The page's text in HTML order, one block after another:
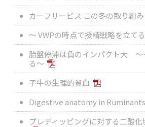
カーフサービス この冬の取り組み
～ VWPの時点で授精戦略を立て
胎盤停滞は負のインパクト大 ～
る～
子牛の生理的貧血
Digestive anatomy in Ruminants
プレディッピングに対する二酸